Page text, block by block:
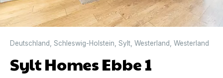
Deutschland Schleswig-Holstein Sylt Westerland Westerland
Sylt Homes Ebbe 1